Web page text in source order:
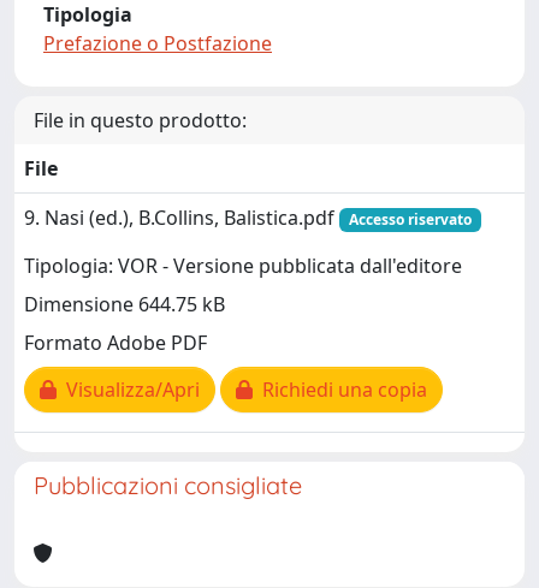
Tipologia
Prefazione o Postfazione
File in questo prodotto:
File
9. Nasi (ed.), B.Collins, Balistica.pdf
Accesso riservato
Tipologia: VOR - Versione pubblicata dall'editore
Dimensione 644.75 kB
Formato Adobe PDF
Visualizza/Apri
Richiedi una copia
Pubblicazioni consigliate